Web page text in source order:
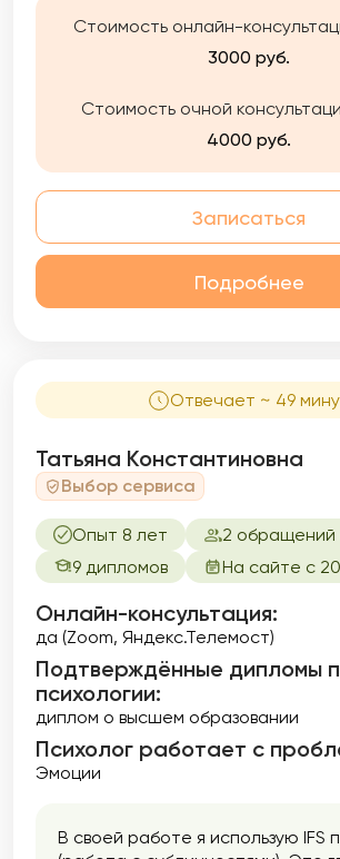
и психодраме.
Стоимость онлайн-
3000 руб.
Стоимость очной
4000 руб.
Записаться
Подробнее
Отвечает ~ 49
Татьяна Константиновна
Выбор сервиса
Опыт 8 лет
2 обращений
9 дипломов
На сайте с
Онлайн-консультация:
да (Zoom, Яндекс.Телемост)
Подтверждённые дипломы
психологии:
диплом о высшем образовании
Психолог работает с
Эмоции
В своей работе я использую IFS